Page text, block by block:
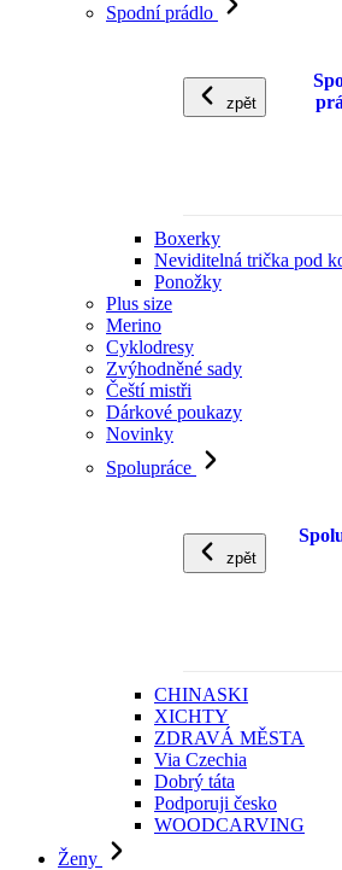
Spodní prádlo
zpět
Boxerky
Neviditelná trička pod
Ponožky
Plus size
Merino
Cyklodresy
Zvýhodněné sady
Čeští mistři
Dárkové poukazy
Novinky
Spolupráce
zpět
CHINASKI
XICHTY
ZDRAVÁ MĚSTA
Via Czechia
Dobrý táta
Podporuji česko
WOODCARVING
Ženy